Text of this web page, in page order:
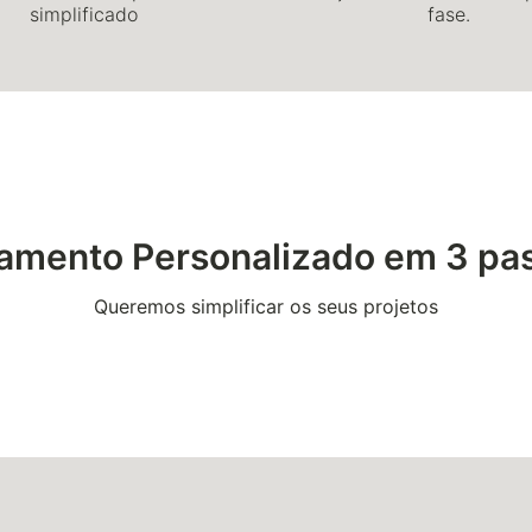
simplificado
fase.
Personalizado em 3
Queremos simplificar os seus projetos